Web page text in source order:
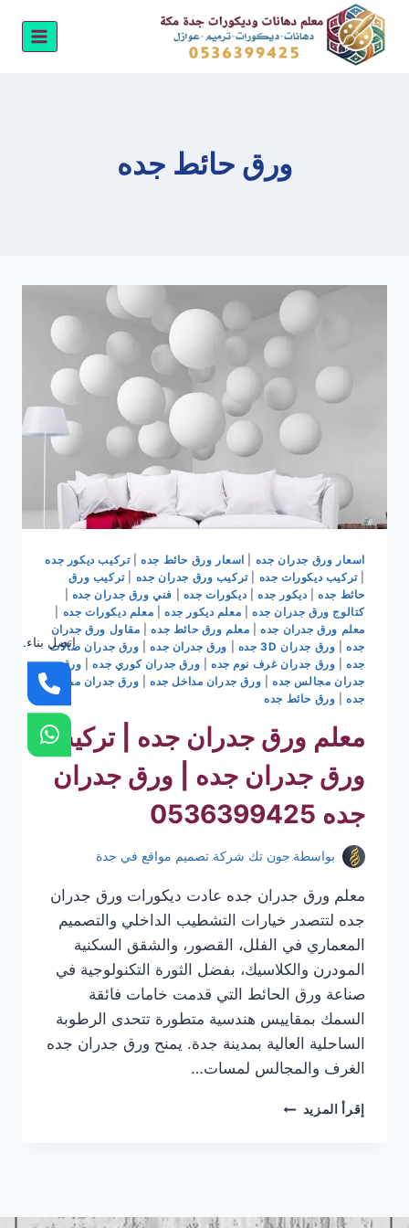
التجاوز
المحتوى
ورق حائط جده
اسعار ورق جدران جده اسعار ورق حائط جده|تركيب ديكور جده
|تركيب ديكورات جده |تركيب ورق جدران جده |تركيب ورق
حائط جده| ديكور جده| ديكورات جده فني ورق جدران جده
كتالوج ورق جدران جده| معلم ديكور جده معلم ديكورات جده
معلم ورق جدران جده| معلم ورق حائط جده| مقاول ورق جدران
جده| ورق جدران 3D جده ورق جدران جده| ورق جدران صالات
جده| ورق جدران غرف نوم جده ورق جدران كوري جده| ورق
جدران مجالس جده| ورق جدران مداخل جده
ورق جدران ممرات
جده| ورق حائط جده
معلم ورق جدران جده | تركيب
ورق جدران جده | ورق جدران
جده 0536399425
بواسطة جون تك شركة تصميم مواقع في جدة
معلم ورق جدران جده عادت ديكورات ورق جدران
جده لتتصدر خيارات التشطيب الداخلي والتصميم
المعماري في الفلل، القصور، والشقق السكنية
المودرن والكلاسيك، بفضل الثورة التكنولوجية في
صناعة ورق الحائط التي قدمت خامات فائقة
السمك بمقاييس هندسية متطورة تتحدى الرطوبة
الساحلية العالية بمدينة جدة. يمنح ورق جدران جده
الغرف والمجالس لمسات…
إقرأ المزيد معلم
ورق
اتصل بناء.